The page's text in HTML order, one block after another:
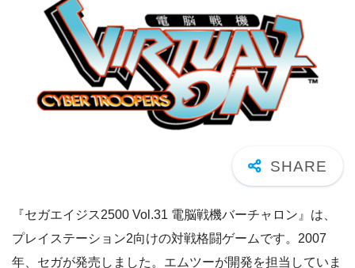
『セガエイジス2500 Vol.31 電脳戦機バーチャロン』は、
プレイステーション2向けの対戦格闘ゲームです。2007
年、セガが発売しました。エムツーが開発を担当していま